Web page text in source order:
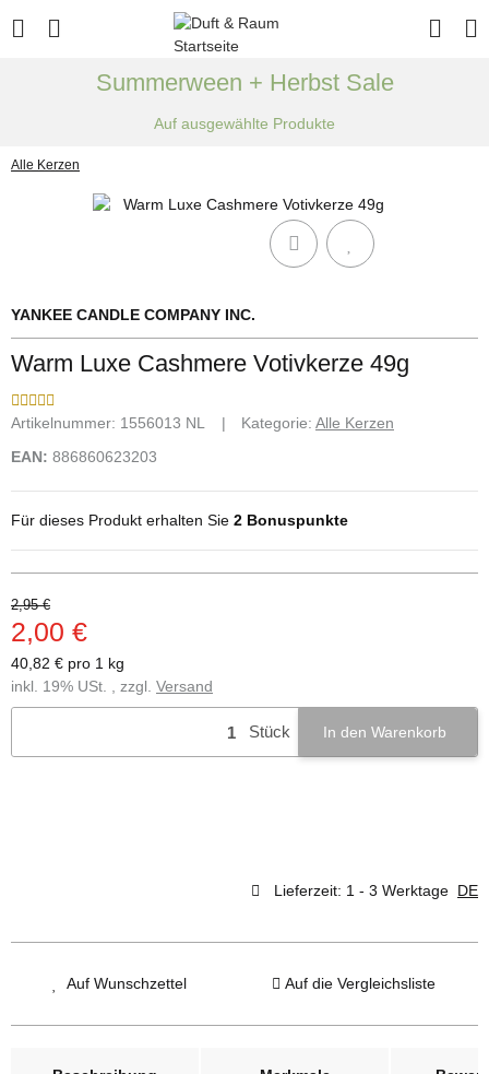
Summerween + Herbst Sale
Auf ausgewählte Produkte
Alle Kerzen
YANKEE CANDLE COMPANY INC.
Warm Luxe Cashmere Votivkerze 49g
Artikelnummer: 1556013 NL Kategorie: Alle Kerzen
EAN: 886860623203
Für dieses Produkt erhalten Sie 2 Bonuspunkte
2,95 €
2,00 €
40,82 € pro 1 kg
inkl. 19% USt. , zzgl. Versand
Stück In den Warenkorb
Lieferzeit: 1 - 3 Werktage DE
Auf Wunschzettel Auf die Vergleichsliste